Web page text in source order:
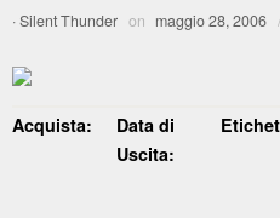
·Silent Thunder on maggio 28, 2006 /
Acquista:
Data di
Uscita: